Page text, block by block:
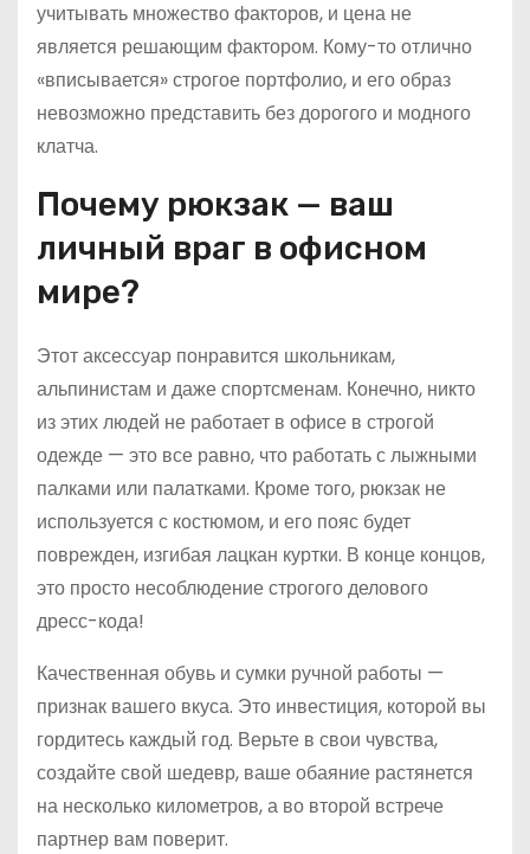
учитывать множество факторов, и цена не
является решающим фактором. Кому-то отлично
«вписывается» строгое портфолио, и его образ
невозможно представить без дорогого и модного
клатча.
Почему рюкзак — ваш
личный враг в офисном
мире?
Этот аксессуар понравится школьникам,
альпинистам и даже спортсменам. Конечно, никто
из этих людей не работает в офисе в строгой
одежде — это все равно, что работать с лыжными
палками или палатками. Кроме того, рюкзак не
используется с костюмом, и его пояс будет
поврежден, изгибая лацкан куртки. В конце концов,
это просто несоблюдение строгого делового
дресс-кода!
Качественная обувь и сумки ручной работы —
признак вашего вкуса. Это инвестиция, которой вы
гордитесь каждый год. Верьте в свои чувства,
создайте свой шедевр, ваше обаяние растянется
на несколько километров, а во второй встрече
партнер вам поверит.